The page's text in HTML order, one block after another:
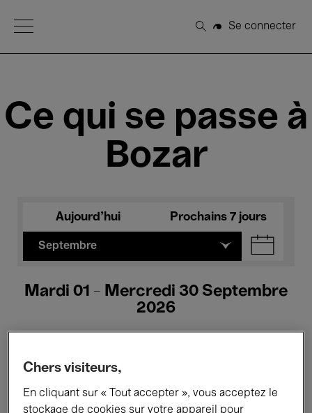
Open Menu
Rechercher
Se connecter
Ce qui se passe à
Bozar
Aujourd'hui Prochains 7 jours
Septembre
Mardi 01 - Mercredi 30 Septembre
2026
Tous les événements Concerts
Chers visiteurs,
En cliquant sur « Tout accepter », vous acceptez le
stockage de cookies sur votre appareil pour